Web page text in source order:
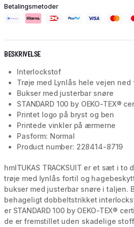
Betalingsmetoder
BESKRIVELSE
Interlockstof
Trøje med Lynlås hele vejen ned
Bukser med justerbar snøre
STANDARD 100 by OEKO-TEX®
Printet logo på bryst og ben
Printede vinkler på ærmerne
Pasform: Normal
Product number: 228414-8719
hmlTUKAS TRACKSUIT er et sæt i
trøje med lynlås fortil og
bukser med justerbar snøre i taljen.
behageligt dobbeltstrikket
er STANDARD 100 by OEKO-TEX®
de er fremstillet uden skadelige